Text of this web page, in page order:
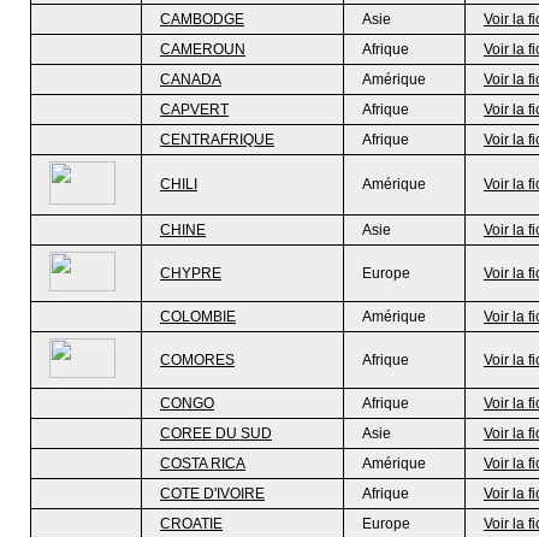
CAMBODGE
Asie
Voir la
CAMEROUN
Afrique
Voir la
CANADA
Amérique
Voir la
CAPVERT
Afrique
Voir la
CENTRAFRIQUE
Afrique Voir la
CHILI Amérique Voir la
CHINE Asie Voir la
CHYPRE Europe Voir la
COLOMBIE Amérique Voir la
COMORES Afrique Voir la
CONGO Afrique
Voir la
COREE DU SUD
Asie
Voir la
COSTA RICA
Amérique
Voir la
COTE D'IVOIRE
Afrique
Voir la
CROATIE
Europe Voir la